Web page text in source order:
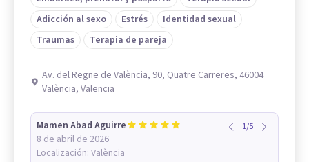
Adicción al sexo
Estrés
Identidad sexual
Traumas
Terapia de pareja
Av. del Regne de València, 90, Quatre Carreres, 46004
València, Valencia
Mamen Abad Aguirre
8 de abril de 2026
Localización: València
1/5